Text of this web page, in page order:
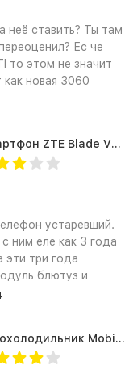
неё ставить? Ты там
Ес че
то этом не значит
новая 3060
Смартфон ZTE Blade V2020 Smart 64 Гб синий
устаревший.
ним еле как 3 года
эти три года
блютуз и
пальца
Автохолодильник Mobicool MV26 AC/DC